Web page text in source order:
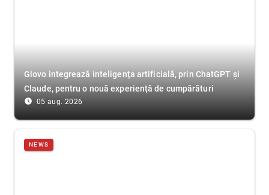
Glovo integrează inteligența artificială, prin ChatGPT și
Claude, pentru o nouă experiență de cumpărături
access_time_filled 05 aug. 2026
NEWS